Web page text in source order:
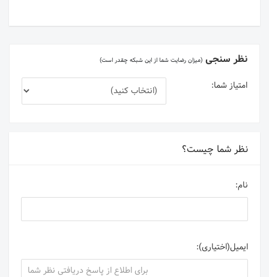
نظر سنجی (میزان رضایت شما از این شبکه چقدر است)
امتیاز شما:
نظر شما چیست؟
نام:
ایمیل(اختیاری):